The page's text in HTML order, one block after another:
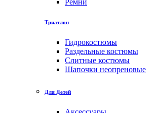
Ремни
Триатлон
Гидрокостюмы
Раздельные костюмы
Слитные костюмы
Шапочки неопреновые
Для Детей